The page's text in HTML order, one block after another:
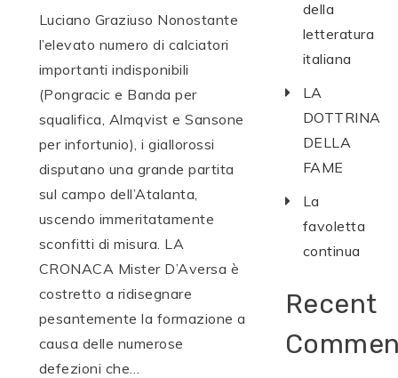
Luciano Graziuso Nonostante
l’elevato numero di calciatori
importanti indisponibili
(Pongracic e Banda per
squalifica, Almqvist e Sansone
per infortunio), i giallorossi
disputano una grande partita
sul campo dell’Atalanta,
uscendo immeritatamente
sconfitti di misura. LA
CRONACA Mister D’Aversa è
costretto a ridisegnare
pesantemente la formazione a
causa delle numerose
defezioni che…
della
letteratura
italiana
LA
DOTTRINA
DELLA
FAME
La
favoletta
continua
Recent